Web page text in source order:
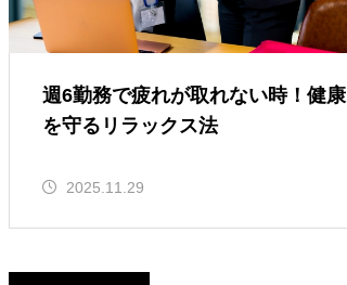
週6勤務で疲れが取れない時！健康
を守るリラックス法
2025.11.29